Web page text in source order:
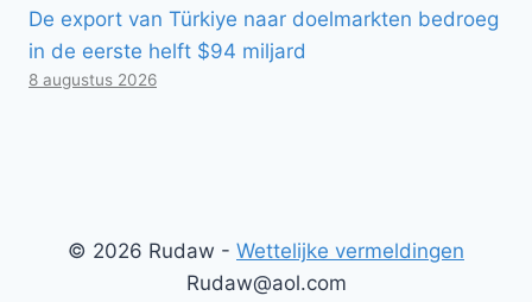
De export van Türkiye naar doelmarkten bedroeg
in de eerste helft $94 miljard
8 augustus 2026
© 2026 Rudaw - Wettelijke vermeldingen
Rudaw@aol.com